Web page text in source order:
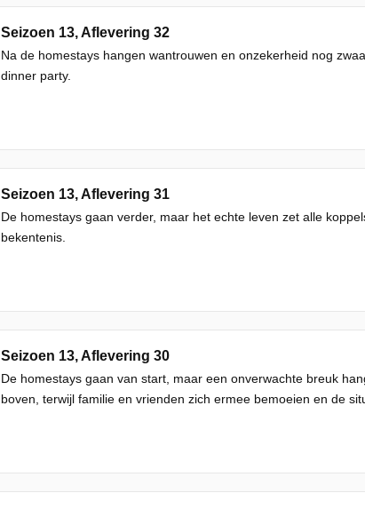
Seizoen 13, Aflevering 32
Na de homestays hangen wantrouwen en onzekerheid nog
dinner party.
Seizoen 13, Aflevering 31
De homestays gaan verder, maar het echte leven zet alle
bekentenis.
Seizoen 13, Aflevering 30
De homestays gaan van start, maar een onverwachte breuk
boven, terwijl familie en vrienden zich ermee bemoeien en de